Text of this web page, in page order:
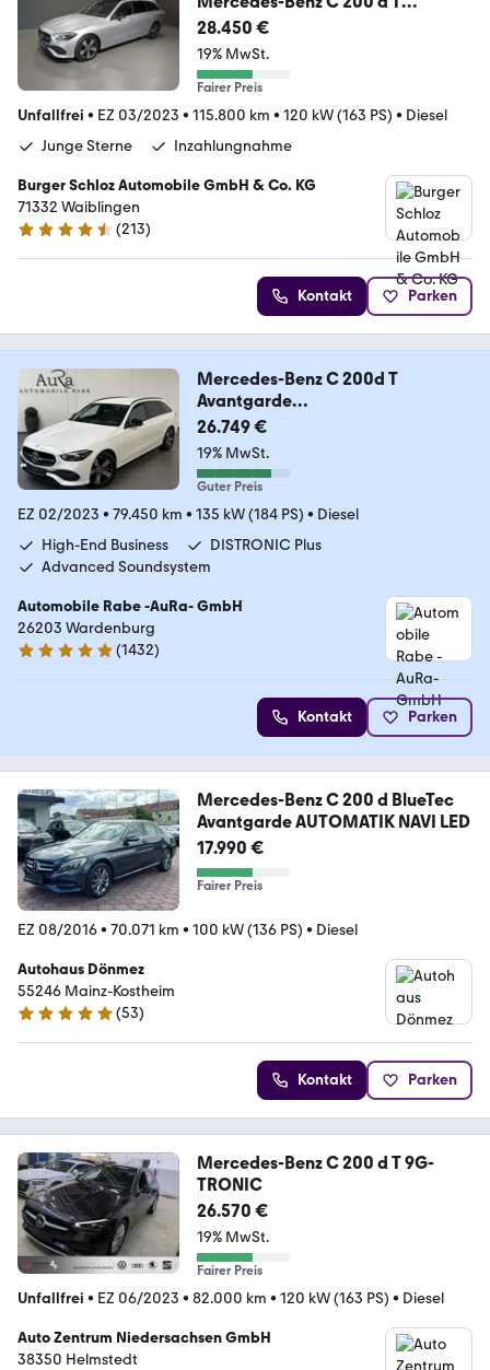
PANO/AHK/STHZG/LED
28.450 €
19% MwSt.
Fairer Preis
Unfallfrei • EZ 03/2023 • 115.800 km • 120 kW (163 PS) • Diesel
Junge Sterne
Inzahlungnahme
Burger Schloz Automobile GmbH & Co. KG
71332 Waiblingen
4.7 Sterne
(213)
Kontakt Parken
Mercedes-Benz C 200d T
Avantgarde
NAV+LED+ACC+DISTRONIC+VCO
CK
26.749 €
19% MwSt.
Guter Preis
EZ 02/2023 • 79.450 km • 135 kW (184 PS) • Diesel
High-End Business
DISTRONIC Plus
Advanced Soundsystem
Automobile Rabe -AuRa- GmbH
26203 Wardenburg
4.9 Sterne
(1432)
Kontakt Parken
Mercedes-Benz C 200 d BlueTec
Avantgarde AUTOMATIK NAVI LED
17.990 €
Fairer Preis
EZ 08/2016• 70.071 km • 100 kW (136 PS) • Diesel
Autohaus Dönmez
55246 Mainz-Kostheim
4.8 Sterne
(53)
Kontakt Parken
Mercedes-Benz C 200 d T 9G-
TRONIC
26.570 €
19% MwSt.
Fairer Preis
Unfallfrei • EZ 06/2023 • 82.000 km • 120 kW (163 PS) • Diesel
Auto Zentrum Niedersachsen GmbH
38350 Helmstedt